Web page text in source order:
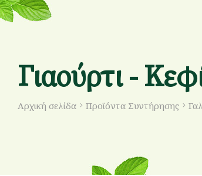
Γιαούρτι -
Αρχική σελίδα Προϊόντα Συντήρησης